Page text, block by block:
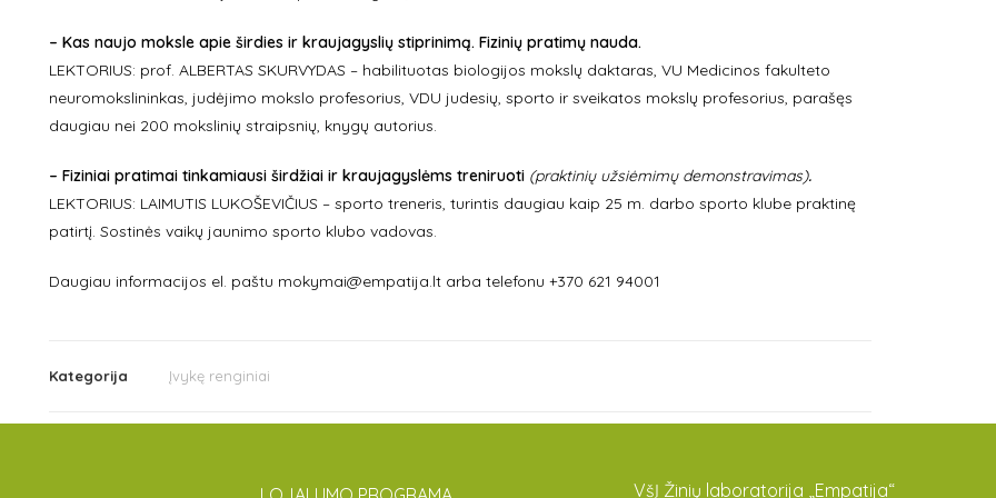
– Kas naujo moksle apie širdies ir kraujagyslių stiprinimą. Fizinių pratimų nauda.
LEKTORIUS: prof. ALBERTAS SKURVYDAS – habilituotas biologijos mokslų daktaras, VU Medicinos fakulteto
neuromokslininkas, judėjimo mokslo profesorius, VDU judesių, sporto ir sveikatos mokslų profesorius, parašęs
daugiau nei 200 mokslinių straipsnių, knygų autorius.
– Fiziniai pratimai tinkamiausi širdžiai ir kraujagyslėms treniruoti (praktinių užsiėmimų demonstravimas).
LEKTORIUS: LAIMUTIS LUKOŠEVIČIUS – sporto treneris, turintis daugiau kaip 25 m. darbo sporto klube praktinę
patirtį. Sostinės vaikų jaunimo sporto klubo vadovas.
Daugiau informacijos el. paštu mokymai@empatija.lt arba telefonu +370 621 94001
Kategorija Įvykę renginiai
VšĮ Žinių laboratorija „Empatija“